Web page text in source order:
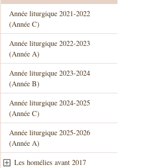
Année liturgique 2021-2022
(Année C)
Année liturgique 2022-2023
(Année A)
Année liturgique 2023-2024
(Année B)
Année liturgique 2024-2025
(Année C)
Année liturgique 2025-2026
(Année A)
Les homélies avant 2017